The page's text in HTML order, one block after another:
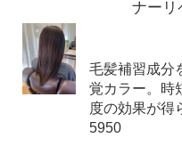
ナー
毛髪補習成分
覚カラー。時
度の効果が
5950